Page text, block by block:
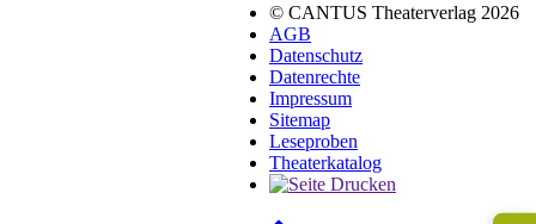
© CANTUS Theaterverlag 2026
AGB
Datenschutz
Datenrechte
Impressum
Sitemap
Leseproben
Theaterkatalog